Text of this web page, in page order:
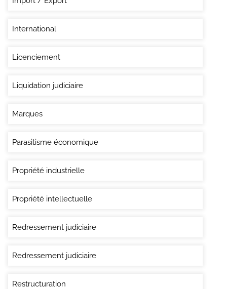
International
Licenciement
Liquidation judiciaire
Marques
Parasitisme économique
Propriété industrielle
Propriété intellectuelle
Redressement judiciaire
Redressement judiciaire
Restructuration